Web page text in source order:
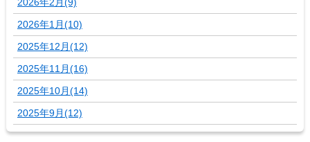
2026年1月(10)
2025年12月(12)
2025年11月(16)
2025年10月(14)
2025年9月(12)